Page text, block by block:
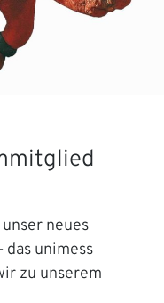
neues
unimess
zu unserem